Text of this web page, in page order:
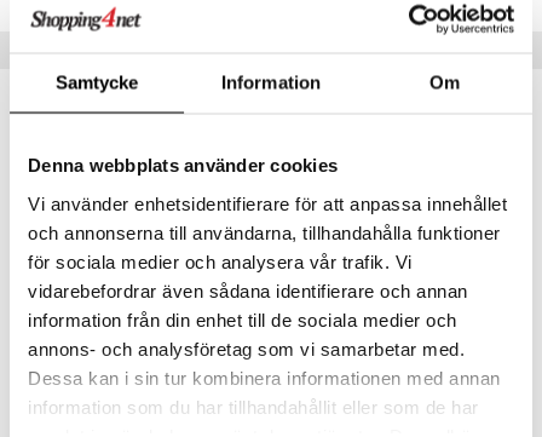
Samtycke Information Om
Denna webbplats använder cookies
Vi använder enhetsidentifierare för att anpassa innehållet
och annonserna till användarna, tillhandahålla funktioner
för sociala medier och analysera vår trafik. Vi
vidarebefordrar även sådana identifierare och annan
information från din enhet till de sociala medier och
annons- och analysföretag som vi samarbetar med.
Dessa kan i sin tur kombinera informationen med annan
information som du har tillhandahållit eller som de har
Saatavana useana vaihtoehtona
Kannu vanhanaikainen
PILLIVUYT
Saatavana useana vaihtoehtona
Keittokulho
PILLIVUYT